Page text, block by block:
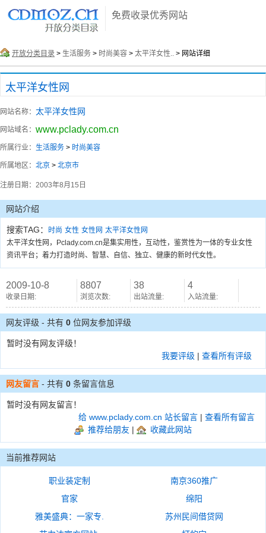
免费收录优秀网站
开放分类目录 > 生活服务 > 时尚美容 > 太平洋女性.. > 网站详细
太平洋女性网
网站名称： 太平洋女性网
网站域名： www.pclady.com.cn
所属行业： 生活服务 > 时尚美容
所属地区： 北京 > 北京市
注册日期： 2003年8月15日
网站介绍
搜索TAG： 时尚 女性 女性网 太平洋女性网
太平洋女性网，Pclady.com.cn是集实用性，互动性，鉴赏性为一体的专业女性
资讯平台；着力打造时尚、智慧、自信、独立、健康的新时代女性。
2009-10-8
收录日期:
8807
浏览次数:
38
出站流量:
4
入站流量:
网友评级 - 共有 0 位网友参加评级
暂时没有网友评级！
我要评级 | 查看所有评级
网友留言 - 共有 0 条留言信息
暂时没有网友留言！
给 www.pclady.com.cn 站长留言 | 查看所有留言
推荐给朋友 | 收藏此网站
当前推荐网站
职业装定制
南京360推广
官家
绵阳
雅美盛典：一家专.
苏州民间借贷网